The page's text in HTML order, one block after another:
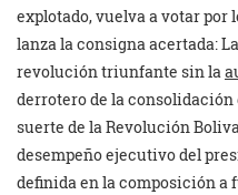
explotado, vuelva a votar por
lanza la consigna acertada: La
revolución triunfante sin la
derrotero de la
suerte de la Revolución
desempeño ejecutivo del
definida en la composición a